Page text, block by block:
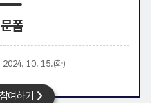
폼
10. 15.(화)
여하기